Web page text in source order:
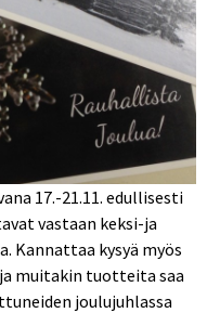
17.-21.11. edullisesti
vastaan keksi-ja
Kannattaa kysyä myös
muitakin tuotteita saa
joulujuhlassa